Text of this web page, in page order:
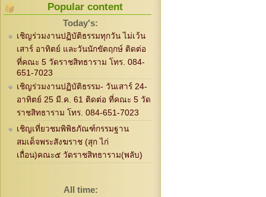
Popular content
Today's:
เชิญร่วมงานปฏิบัติธรรมทุกวัน ไม่เว้น
เสาร์ อาทิตย์ และวันนักขัตฤกษ์ ติดต่อ
ที่คณะ 5 วัดราชสิทธาราม โทร. 084-
651-7023
เชิญร่วมงานปฏิบัติธรรม- วันเสาร์ 24-
อาทิตย์ 25 มี.ค. 61 ติดต่อ ที่คณะ 5 วัด
ราชสิทธาราม โทร. 084-651-7023
เชิญเที่ยวชมพิพิธภัณฑ์กรรมฐาน
สมเด็จพระสังฆราช (สุก ไก่
เถื่อน)คณะ๕ วัดราชสิทธาราม(พลับ)
All time: